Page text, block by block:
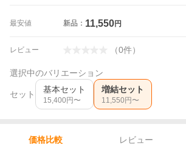
最安値 新品： 11,550円
レビュー （0件）
選択中のバリエーション
セット 基本セット
15,400 円〜
増結セット
11,550 円〜
価格比較 レビュー